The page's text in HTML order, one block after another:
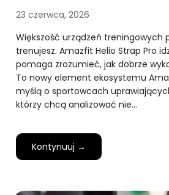
23 czerwca, 2026
Większość urządzeń treningowych
trenujesz. Amazfit Helio Strap Pro
pomaga zrozumieć, jak dobrze
To nowy element ekosystemu
myślą o sportowcach
którzy chcą analizować nie…
Kontynuuj →